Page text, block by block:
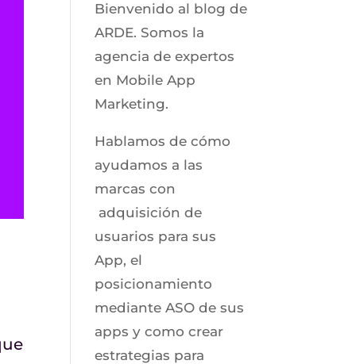
Bienvenido al blog de
ARDE. Somos la
agencia de expertos
en Mobile App
Marketing.
Hablamos de cómo
ayudamos a las
marcas con
adquisición de
usuarios para sus
App, el
posicionamiento
mediante ASO de sus
apps y como crear
estrategias para